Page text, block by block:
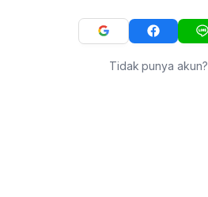
Tidak punya akun?